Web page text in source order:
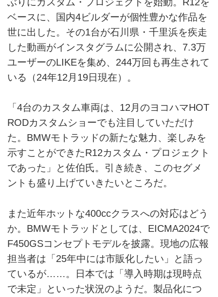
ベースに、国内4ビルダーが個性豊かな作品を
世に出した。その1台が石川県・千里浜を疾走
した動画がインスタグラムに公開され、7.3万
ユーザーのLIKEを集め、244万回も再生されて
いる（24年12月19日現在）。
「4台のカスタム車両は、12月のヨコハマHOT
RODカスタムショーでも注目していただけ
た。BMWモトラッドの新たな魅力、楽しみを
示すことができたR12カスタム・プロジェクト
であった」と佐伯氏。引き続き、このセグメ
ントも盛り上げていきたいところだ。
また近年ホットな400ccクラスへの対応はどう
か。BMWモトラッドとしては、EICMA2024で
F450GSコンセプトモデルを披露。現地の広報
担当者は「25年中には市販化したい」と語っ
ているが……。日本では「導入時期は現時点
で未定」といった状況のようだ。製品化につ